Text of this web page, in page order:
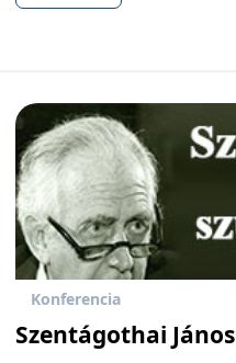
Konferencia
Szentágothai János